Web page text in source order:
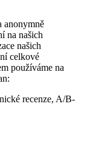
anonymně
na našich
našich
celkové
používáme na
recenze, A/B-